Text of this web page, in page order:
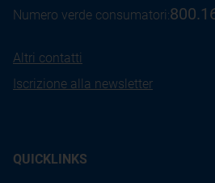
Numero verde consumatori:
Altri contatti
Iscrizione alla newsletter
QUICKLINKS